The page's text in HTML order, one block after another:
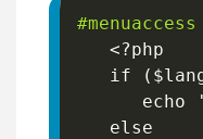
#menuaccess
   <?php
   if
(
      echo
   else